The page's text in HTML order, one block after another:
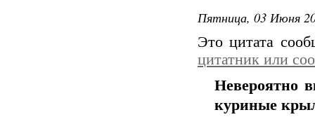
Пятница, 03 Июня
Это цитата
цитатник или
Невероятно
куриные